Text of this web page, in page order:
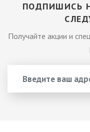
ПОДПИШИСЬ
Получайте акции и